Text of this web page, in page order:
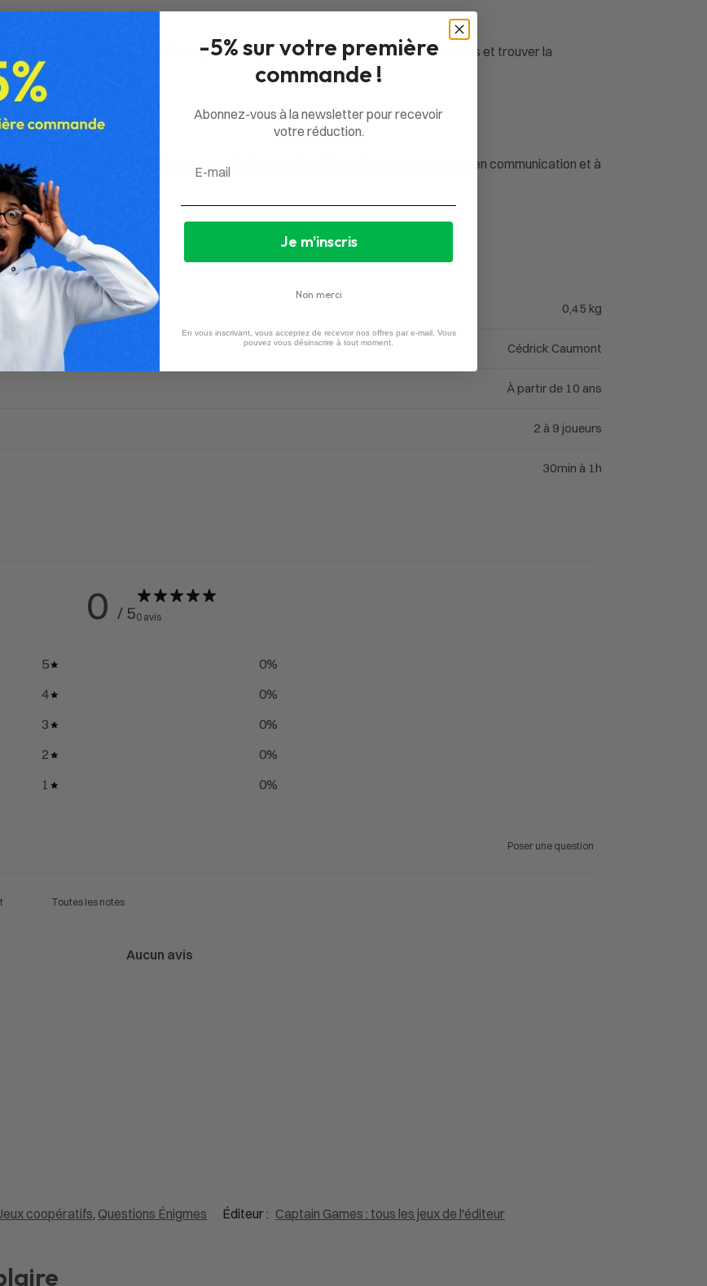
:
entre les joueurs lorsque les esprits s’alignent pour déchiffrer des indices subtils et trouver la
:
le record du monde. Il encourage les joueurs à améliorer leurs compétences en communication et à
et compétitive.
0,45 kg
Cédrick Caumont
À partir de 10 ans
2 à 9 joueurs
30min à 1h
0 / 50 avis
5 0%
4
0%
3
0%
2
0%
1
0%
Poser une question
Aucun avis
coopératifs, Questions Énigmes Éditeur : Captain Games : tous les jeux de l'éditeur
-5% sur votre première
commande !
Abonnez-vous à la newsletter pour recevoir
votre réduction.
Je m'inscris
Non merci
En vous inscrivant, vous acceptez de recevoir nos offres par e-mail. Vous
pouvez vous désinscrire à tout moment.